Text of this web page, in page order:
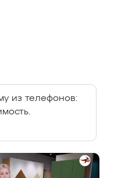
из телефонов: